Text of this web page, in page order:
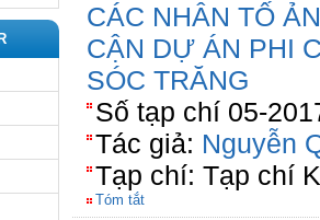
CÁC NHÂN TỐ
CẬN DỰ ÁN PHI
SÓC TRĂNG
Số tạp chí 05-
Tác giả: Nguyễn
Tạp chí: Tạp chí
Tóm tắt